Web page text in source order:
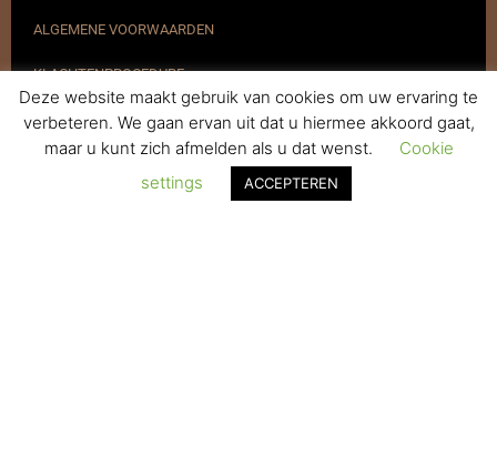
ALGEMENE VOORWAARDEN
KLACHTENPROCEDURE
VERZENDEN & RETOURNEREN
Deze website maakt gebruik van cookies om uw ervaring te
verbeteren. We gaan ervan uit dat u hiermee akkoord gaat,
maar u kunt zich afmelden als u dat wenst.
Cookie
settings
ACCEPTEREN